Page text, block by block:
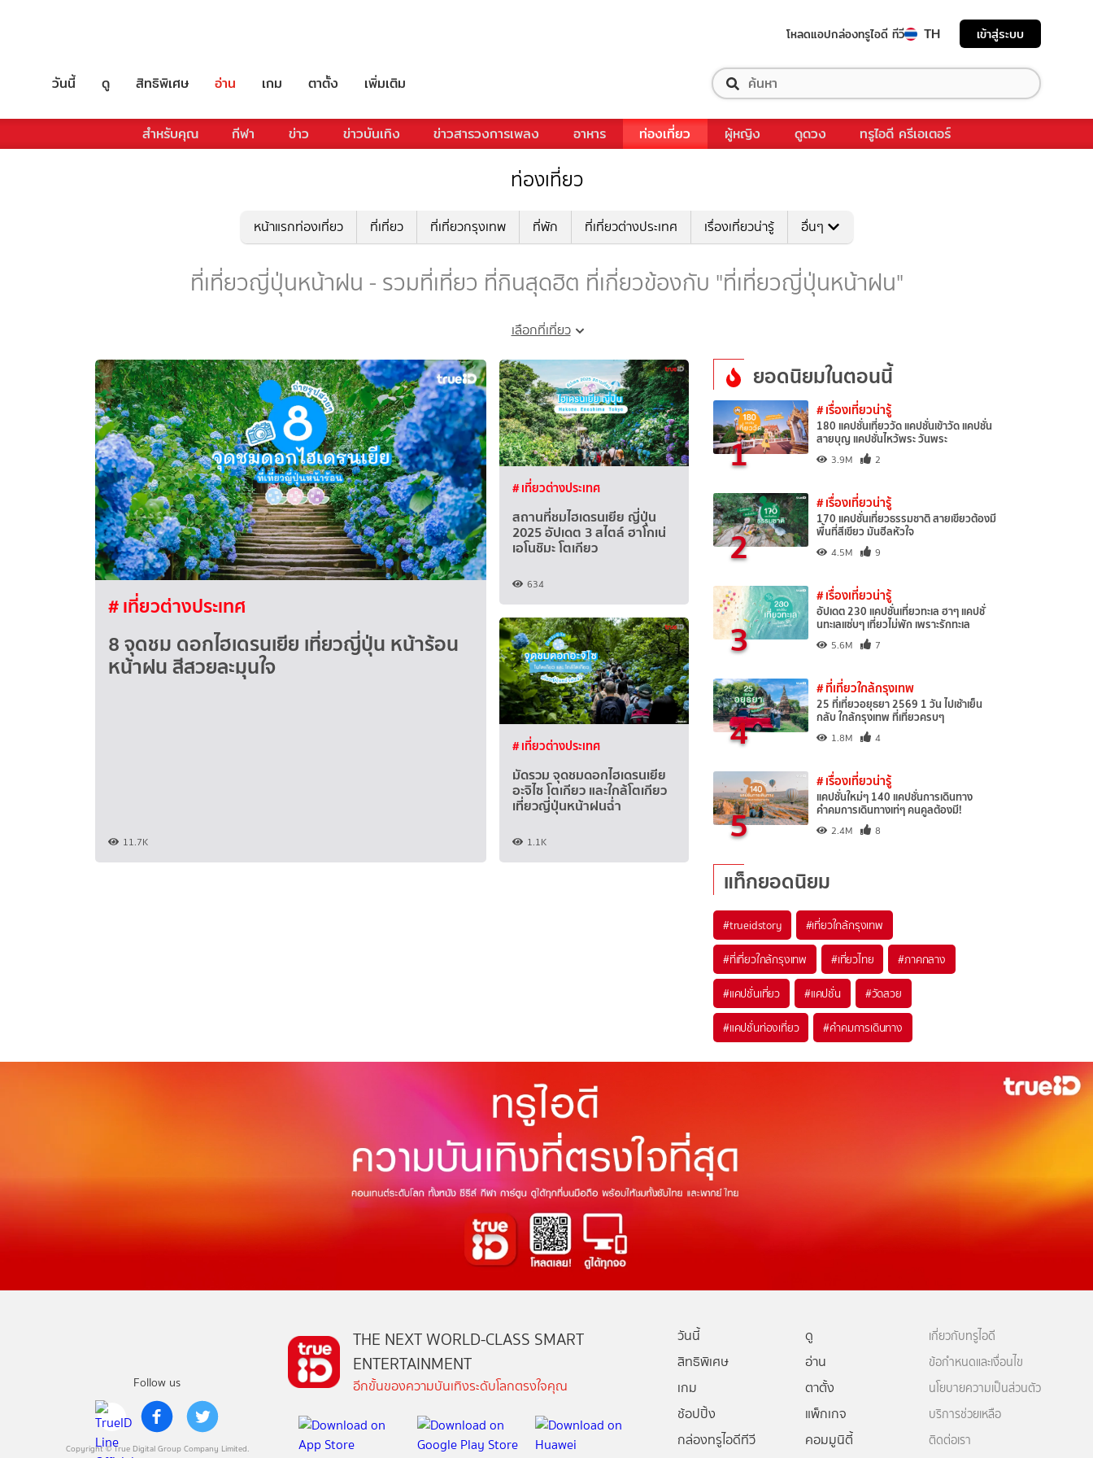
โหลดแอปกล่องทรูไอดี ทีวี TH เข้าสู่ระบบ
วันนี้ ดู สิทธิพิเศษ อ่าน เกม ตาตั้ง เพิ่มเติม
สำหรับคุณ กีฬา ข่าว ข่าวบันเทิง ข่าวสารวงการเพลง อาหาร ท่องเที่ยว ผู้หญิง ดูดวง ทรูไอดี ครีเอเตอร์
ท่องเที่ยว
หน้าแรกท่องเที่ยว ที่เที่ยว ที่เที่ยวกรุงเทพ ที่พัก ที่เที่ยวต่างประเทศ เรื่องเที่ยวน่ารู้ อื่นๆ
ที่เที่ยวญี่ปุ่นหน้าฝน - รวมที่เที่ยว ที่กินสุดฮิต ที่เกี่ยวข้องกับ "ที่เที่ยวญี่ปุ่นหน้าฝน"
เลือกที่เที่ยว
# เที่ยวต่างประเทศ
8 จุดชม ดอกไฮเดรนเยีย เที่ยวญี่ปุ่น หน้าร้อน
หน้าฝน สีสวยละมุนใจ
11.7K
# เที่ยวต่างประเทศ
สถานที่ชมไฮเดรนเยีย ญี่ปุ่น
2025 อัปเดต 3 สไตล์ ฮาโกเน่
เอโนชิมะ โตเกียว
634
# เที่ยวต่างประเทศ
มัดรวม จุดชมดอกไฮเดรนเยีย
อะจิไซ โตเกียว และใกล้โตเกียว
เที่ยวญี่ปุ่นหน้าฝนฉ่ำ
1.1K
ยอดนิยมในตอนนี้
1
# เรื่องเที่ยวน่ารู้
180 แคปชั่นเที่ยววัด แคปชั่นเข้าวัด แคปชั่น
สายบุญ แคปชั่นไหว้พระ วันพระ
3.9M 2
2
# เรื่องเที่ยวน่ารู้
170 แคปชั่นเที่ยวธรรมชาติ สายเขียวต้องมี
พื้นที่สีเขียว มันฮีลหัวใจ
4.5M 9
3
# เรื่องเที่ยวน่ารู้
อัปเดต 230 แคปชั่นเที่ยวทะเล ฮาๆ แคปชั่
นทะเลแซ่บๆ เที่ยวไม่พัก เพราะรักทะเล
5.6M 7
4
# ที่เที่ยวใกล้กรุงเทพ
25 ที่เที่ยวอยุธยา 2569 1 วัน ไปเช้าเย็น
กลับ ใกล้กรุงเทพ ที่เที่ยวครบๆ
1.8M 4
5
# เรื่องเที่ยวน่ารู้
แคปชั่นใหม่ๆ 140 แคปชั่นการเดินทาง
คำคมการเดินทางเท่ๆ คนคูลต้องมี!
2.4M 8
แท็กยอดนิยม
#trueidstory #เที่ยวใกล้กรุงเทพ
#ที่เที่ยวใกล้กรุงเทพ #เที่ยวไทย #ภาคกลาง
#แคปชั่นเที่ยว #แคปชั่น #วัดสวย
#แคปชั่นท่องเที่ยว #คำคมการเดินทาง
Follow us
Copyright © True Digital Group Company Limited.
THE NEXT WORLD-CLASS SMART
ENTERTAINMENT
อีกขั้นของความบันเทิงระดับโลกตรงใจคุณ
วันนี้
ดู
สิทธิพิเศษ
อ่าน
เกม
ตาตั้ง
ช้อปปิ้ง
แพ็กเกจ
กล่องทรูไอดีทีวี
คอมมูนิตี้
เกี่ยวกับทรูไอดี
ข้อกำหนดและเงื่อนไข
นโยบายความเป็นส่วนตัว
บริการช่วยเหลือ
ติดต่อเรา